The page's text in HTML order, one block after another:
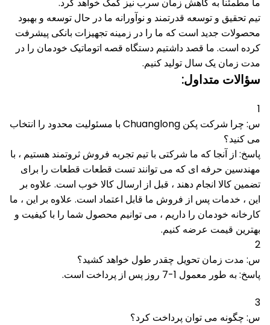
تیم تحقیق و توسعه قدرتمند و نوآورانه ما در حال توسعه و بهبود
محصولات جدید است که ما را در زمینه تجهیزات بانکی پیشرفت
کرده است. ما قصد داشتیم دستگاه قصه اتوماتیک خودمان را در
مدت زمان یک سال تولید کنیم.
سؤالات متداول:
1
س: چرا شرکت پکن Chuanglong با مسئولیت محدود را انتخاب
می کنید؟
پاسخ: از آنجا که ما شرکتی با تیم تجربه فروش ثروتمند هستیم ، با
مهندسین حرفه ای که می توانند تست قطعات قطعات را برای
تضمین کالا انجام دهند ، قبل از ارسال کالا خوب است. علاوه بر
این ، خدمات پس از فروش ما قابل اعتماد است. علاوه بر این ، ما
کارخانه خودمان را داریم ، می توانیم محصول شما را با کیفیت و
بهترین قیمت عرضه کنیم.
2
س: مدت زمان تحویل چقدر طول خواهد کشید؟
پاسخ: به طور معمول 1-7 روز پس از پرداخت است.
3
س: چگونه می توان پرداخت کرد؟